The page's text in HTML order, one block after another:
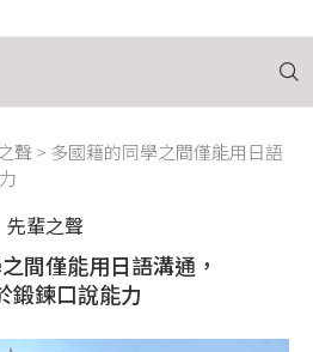
聲 > 多國籍的同學之間僅能用日語
先輩之聲
間僅能用日語溝通，
鍛鍊口說能力